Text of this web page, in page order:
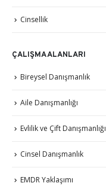
Cinsellik
ÇALIŞMA ALANLARI
Bireysel Danışmanlık
Aile Danışmanlığı
Evlilik ve Çift Danışmanlığı
Cinsel Danışmanlık
EMDR Yaklaşımı